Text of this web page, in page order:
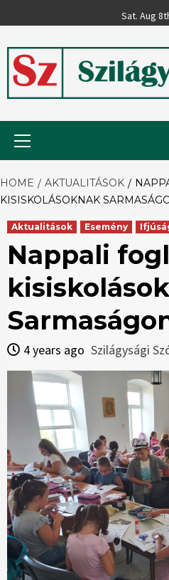
to
Sat. Aug
HOME AKTUALITÁSOK
KISISKOLÁSOKNAK
Aktualitások Esemény
Nappali
4 years ago Szilágysági